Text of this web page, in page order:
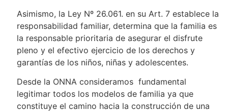
Asimismo, la Ley Nº 26.061. en su Art. 7 establece la
responsabilidad familiar, determina que la familia es
la responsable prioritaria de asegurar el disfrute
pleno y el efectivo ejercicio de los derechos y
garantías de los niños, niñas y adolescentes.
Desde la ONNA consideramos fundamental
legitimar todos los modelos de familia ya que
constituye el camino hacia la construcción de una